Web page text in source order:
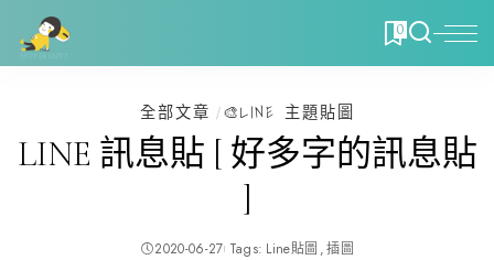
0
全部文章 🎨LINE 主題貼圖
LINE 訊息貼 [ 好多字的訊息貼
]
2020-06-27 Tags: Line貼圖 插圖